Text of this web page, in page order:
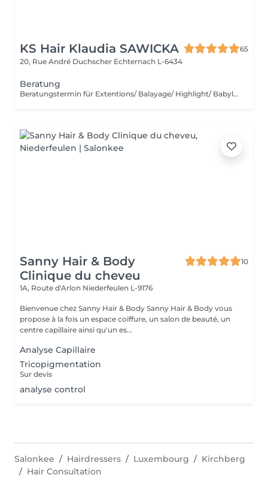
KS Hair Klaudia SAWICKA
65
20, Rue André Duchscher Echternach L-6434
Beratung
Beratungstermin für Extentions/ Balayage/ Highlight/ Babylight und Haarentfärbung
Sanny Hair & Body
Clinique du cheveu
10
1A, Route d'Arlon Niederfeulen L-9176
Bienvenue chez Sanny Hair & Body Sanny Hair & Body vous
propose à la fois un espace coiffure, un salon de beauté, un
centre capillaire ainsi qu'un es...
Analyse Capillaire
Tricopigmentation
Sur devis
analyse control
Salonkee Hairdressers Luxembourg
Kirchberg
Hair Consultation